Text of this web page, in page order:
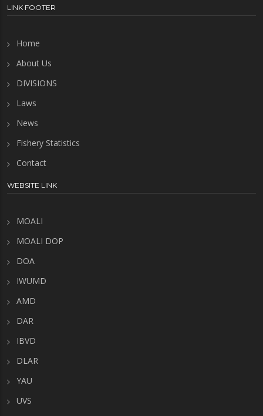
LINK FOOTER
Home
About Us
DIVISIONS
Laws
News
Fishery Statistics
Contact
WEBSITE LINK
MOALI
MOALI DOP
DOA
IWUMD
AMD
DAR
IBVD
DLAR
YAU
UVS